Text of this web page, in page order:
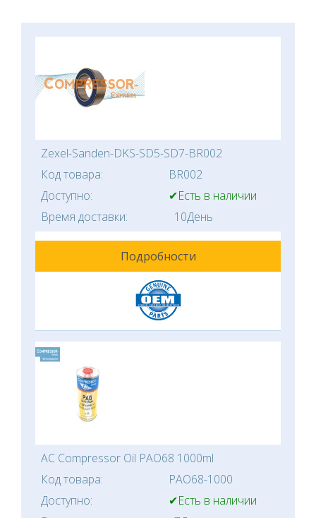
Zexel-Sanden-DKS-SD5-SD7-BR002
Код товара:
BR002
Доступно:
✔Есть в наличии
Время доставки:
10День
Подробности
AC Compressor Oil PAO68 1000ml
Код товара:
PAO68-1000
Доступно:
✔Есть в наличии